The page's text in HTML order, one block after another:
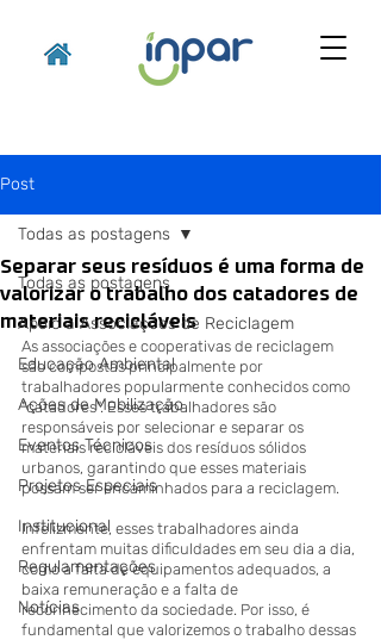
Post
Todas as postagens
Apoio a Associações de Reciclagem
Educação Ambiental
Ações de Mobilização
Eventos Técnicos
Projetos Especiais
Institucional
Regulamentações
Notícias
Todas as postagens
Separar seus resíduos é uma forma de
valorizar o trabalho dos catadores de
materiais recicláveis
As associações e cooperativas de reciclagem
são compostas principalmente por
trabalhadores popularmente conhecidos como
"catadores". Esses trabalhadores são
responsáveis por selecionar e separar os
materiais recicláveis dos resíduos sólidos
urbanos, garantindo que esses materiais
possam ser encaminhados para a reciclagem.
Infelizmente, esses trabalhadores ainda
enfrentam muitas dificuldades em seu dia a dia,
como a falta de equipamentos adequados, a
baixa remuneração e a falta de
reconhecimento da sociedade. Por isso, é
fundamental que valorizemos o trabalho dessas